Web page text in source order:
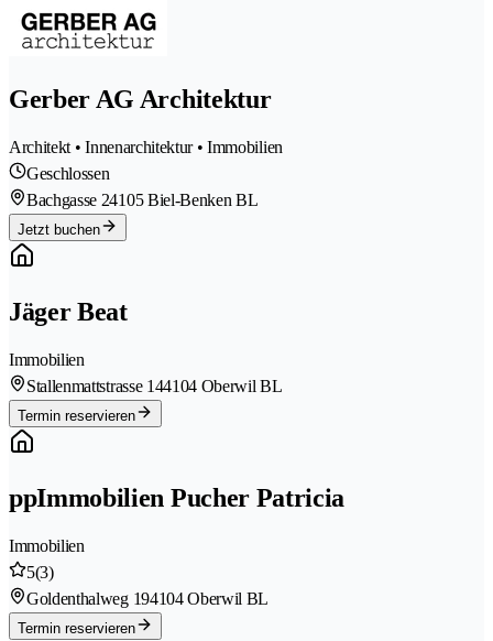
Gerber AG Architektur
Architekt • Innenarchitektur • Immobilien
Geschlossen
Bachgasse 24105 Biel-Benken BL
Jetzt buchen
Jäger Beat
Immobilien
Stallenmattstrasse 144104 Oberwil BL
Termin reservieren
ppImmobilien Pucher Patricia
Immobilien
5(3)
Goldenthalweg 194104 Oberwil BL
Termin reservieren